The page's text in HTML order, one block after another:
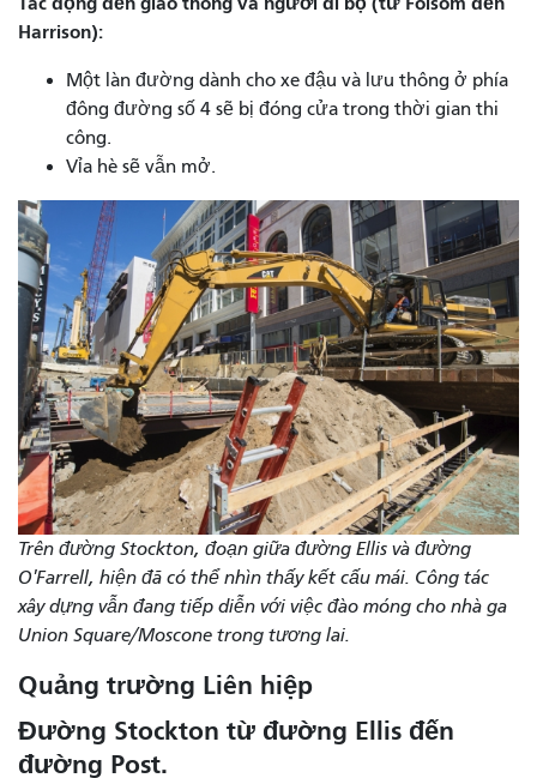
Harrison):
Một làn đường dành cho xe đậu và lưu thông ở phía
đông đường số 4 sẽ bị đóng cửa trong thời gian thi
công.
Vỉa hè sẽ vẫn mở.
Trên đường Stockton, đoạn giữa đường Ellis và đường
O'Farrell, hiện đã có thể nhìn thấy kết cấu mái. Công tác
xây dựng vẫn đang tiếp diễn với việc đào móng cho nhà ga
Union Square/Moscone trong tương lai.
Quảng trường Liên hiệp
Đường Stockton từ đường Ellis đến
đường Post.